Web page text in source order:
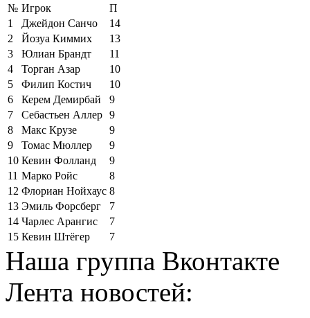
№ Игрок
П
1
Джейдон Санчо
14
2
Йозуа Киммих
13
3
Юлиан Брандт
11
4
Торган Азар
10
5
Филип Костич
10
6
Керем Демирбай
9
7
Себастьен Аллер 9
8
Макс Крузе
9
9
Томас Мюллер
9
10 Кевин Фолланд
9
11 Марко Ройс
8
12 Флориан Нойхаус 8
13 Эмиль Форсберг
7
14 Чарлес Арангис
7
15 Кевин Штёгер 7
Наша группа Вконтакте
Лента новостей: